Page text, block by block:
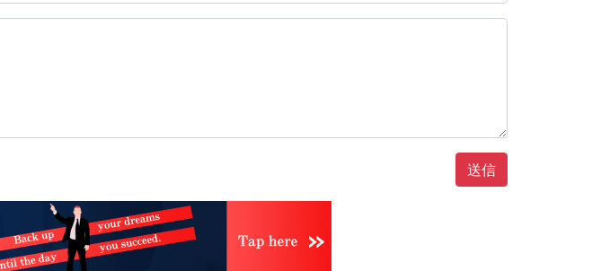
送信